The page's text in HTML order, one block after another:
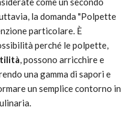
la domanda "Polpette
particolare. È
perché le polpette,
, possono arricchire e
una gamma di sapori e
un semplice contorno in